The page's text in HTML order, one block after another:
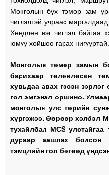
Монголын бүх төмөр зам
чиглэлтэй учраас
Хөндлөн нэг чиглэл байгаа
юмуу хойшоо гарах нигууртай.
Монголын төмөр замын
барихаар төлөвлөсөн
хувьдаа авах гэсэн
гол эмгэнэл оршино.
монголын улс төрийн
хүргэжээ. Өөрөөр хэлбэл
тухайлбал МСS
дураар аашлах
тэмцлийн гол бөгөөд